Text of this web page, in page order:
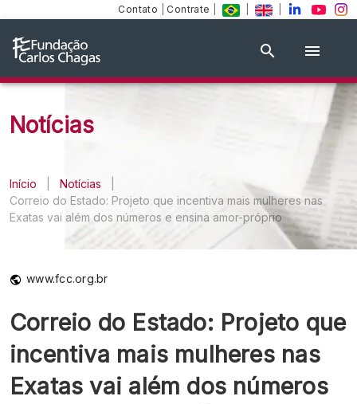
Contato Contrate
Notícias
Início Notícias
Correio do Estado: Projeto que incentiva mais mulheres nas
Exatas vai além dos números e ensina amor-próprio
www.fcc.org.br
Correio do Estado: Projeto que
incentiva mais mulheres nas
Exatas vai além dos números